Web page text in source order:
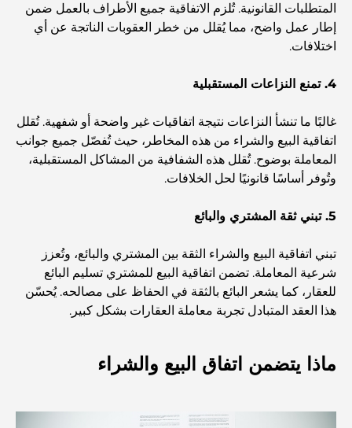
المقاهي في منطقة الخليج التجاري: مزيج مثالي من القهوة
والمجتمع
مطاعم دبي الحائزة على نجمة ميشلان: جولة مغامرة لعشاق
الطعام
استكشاف مطاعم جميرا جولف إستيتس: دليل الطهي
Global Competition
المقاهي في نخلة جميرا: دليل لأفضل أماكن القهوة وأسلوب
الحياة في الجزيرة
أفضل وجبات الإفطار في دبي: اختياراتي المفضلة لعام 2026
كيفية الحصول على قرض عقاري في دبي: الدليل الشامل
مخطط تلال الغاف الرئيسي: معيار جديد للحياة المتكاملة في
المتطلبات القانونية. تُلزم الاتفاقية جميع الأطراف بالعمل ضمن
إطار عمل واضح، مما يُقلل من خطر العقوبات الناتجة عن أي
اختلافات.
4. تمنع النزاعات المستقبلية
غالبًا ما تنشأ النزاعات نتيجة اتفاقيات غير واضحة أو شفهية. تُقلل
اتفاقية البيع والشراء من هذه المخاطر، حيث تُفصّل جميع جوانب
المعاملة بوضوح. تُقلل هذه الشفافية من المشاكل المستقبلية،
وتُوفر أساسًا قانونيًا لحل الخلافات.
5. تبني ثقة المشتري والبائع
تبني اتفاقية البيع والشراء الثقة بين المشتري والبائع، وتُعزز
شرعية المعاملة. تضمن اتفاقية البيع للمشتري تسليم البائع
للعقار، كما يشعر البائع بالثقة في الحفاظ على مصالحه. يُحسّن
هذا العقد المتبادل تجربة معاملة العقارات بشكل كبير.
ماذا يتضمن اتفاق البيع والشراء